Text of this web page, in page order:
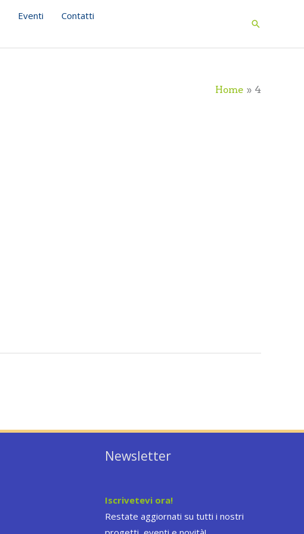
Eventi
Contatti
Search
Home 4
Newsletter
Iscrivetevi ora!
Restate aggiornati su tutti i nostri